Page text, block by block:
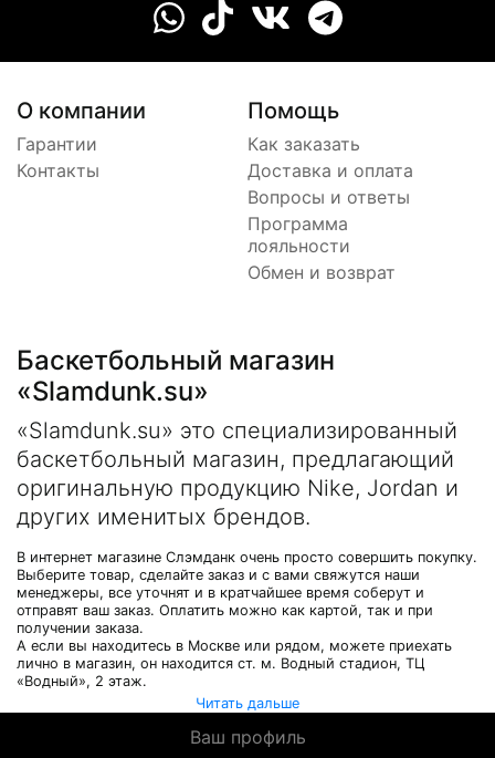
О компании
Гарантии
Контакты
Помощь
Как заказать
Доставка и оплата
Вопросы и ответы
Программа
лояльности
Обмен и возврат
Баскетбольный магазин
«Slamdunk.su»
«Slamdunk.su» это специализированный
баскетбольный магазин, предлагающий
оригинальную продукцию Nike, Jordan и
других именитых брендов.
В интернет магазине Слэмданк очень просто совершить покупку.
Выберите товар, сделайте заказ и с вами свяжутся наши
менеджеры, все уточнят и в кратчайшее время соберут и
отправят ваш заказ. Оплатить можно как картой, так и при
получении заказа.
А если вы находитесь в Москве или рядом, можете приехать
лично в магазин, он находится ст. м. Водный стадион, ТЦ
«Водный», 2 этаж.
Читать дальше
Ваш профиль